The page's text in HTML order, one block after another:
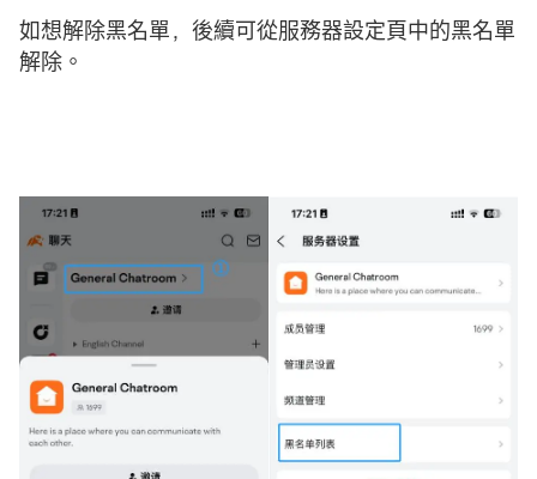
如想解除黑名單，後續可從服務器設定頁中的黑名單
解除。